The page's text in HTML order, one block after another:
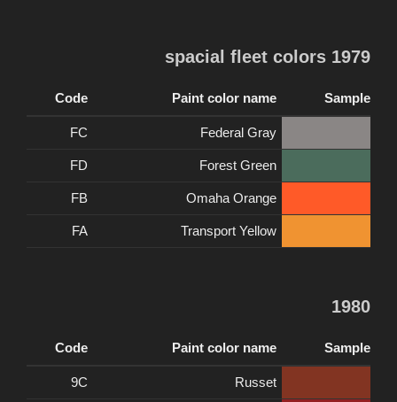
1979 spacial fleet colors
Sample
Paint color name
Code
Federal Gray
FC
Forest Green
FD
Omaha Orange
FB
Transport Yellow
FA
1980
Sample
Paint color name
Code
Russet
9C